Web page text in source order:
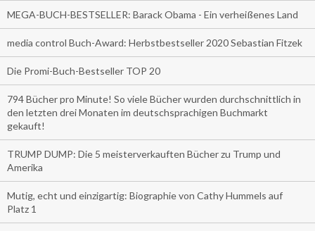
MEGA-BUCH-BESTSELLER: Barack Obama - Ein verheißenes Land
media control Buch-Award: Herbstbestseller 2020 Sebastian Fitzek
Die Promi-Buch-Bestseller TOP 20
794 Bücher pro Minute! So viele Bücher wurden durchschnittlich in
den letzten drei Monaten im deutschsprachigen Buchmarkt
gekauft!
TRUMP DUMP: Die 5 meisterverkauften Bücher zu Trump und
Amerika
Mutig, echt und einzigartig: Biographie von Cathy Hummels auf
Platz 1